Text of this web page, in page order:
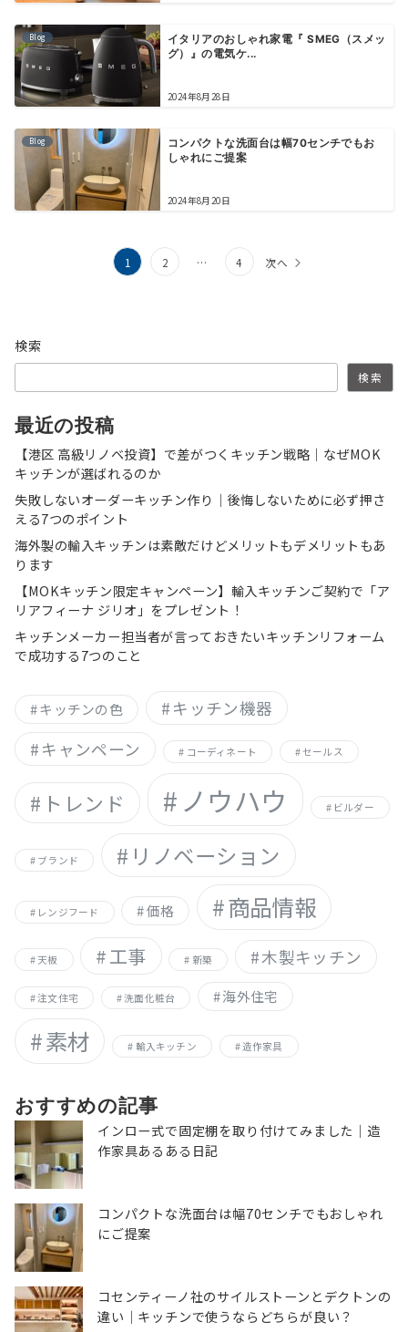
Blog
イタリアのおしゃれ家電『 SMEG（スメッ
グ）』の電気ケ...
2024年8月28日
Blog
コンパクトな洗面台は幅70センチでもお
しゃれにご提案
2024年8月20日
ペ
ー
ジ
送
り
1 2 … 4 次へ
検索
検索
最近の投稿
【港区 高級リノベ投資】で差がつくキッチン戦略｜なぜMOK
キッチンが選ばれるのか
失敗しないオーダーキッチン作り｜後悔しないために必ず押さ
える7つのポイント
海外製の輸入キッチンは素敵だけどメリットもデメリットもあ
ります
【MOKキッチン限定キャンペーン】輸入キッチンご契約で「ア
リアフィーナ ジリオ」をプレゼント！
キッチンメーカー担当者が言っておきたいキッチンリフォーム
で成功する7つのこと
キッチンの色
キッチン機器
キャンペーン
コーディネート セールス
トレンド ノウハウ ビルダー
ブランド リノベーション
レンジフード 価格 商品情報
天板 工事 新築 木製キッチン
注文住宅 洗面化粧台 海外住宅
素材 輸入キッチン 造作家具
おすすめの記事
インロー式で固定棚を取り付けてみました｜造
作家具あるある日記
コンパクトな洗面台は幅70センチでもおしゃれ
にご提案
コセンティーノ社のサイルストーンとデクトンの
違い｜キッチンで使うならどちらが良い？